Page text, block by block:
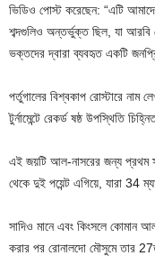
ভিডিও পোস্ট করেছেন: “এটি
শব্দগুলিও অন্তর্ভুক্ত ছিল, যা
ভক্তদের দ্বারা ব্যবহৃত একটি
পর্তুগালের বিশ্বকাপ রোস্টারে নাম
টুর্নামেন্টে রেকর্ড ষষ্ঠ উপস্থিতি
এই জয়টি আল-নাসরের জন্য প্রথম
থেকে দুই পয়েন্ট এগিয়ে, যারা 34
সাদিও মানে এবং কিংসলে কোমান
করার পর রোনালদো মৌসুমে তার